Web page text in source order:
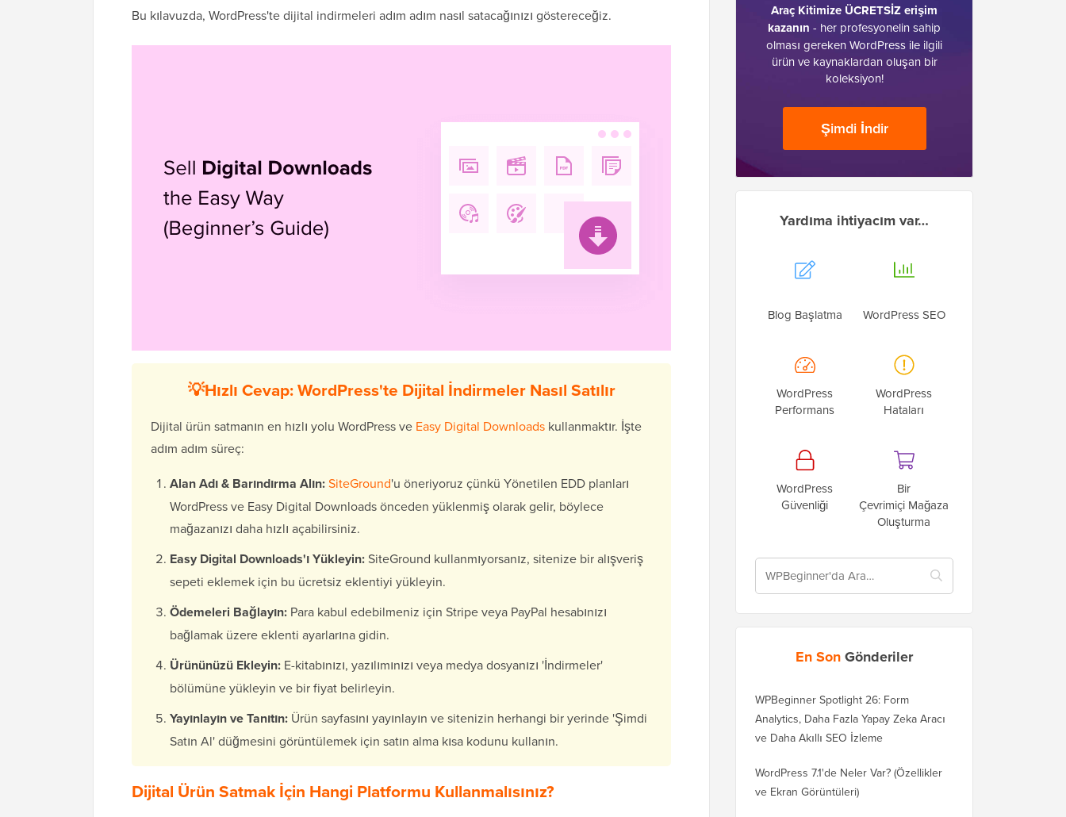
Bu kılavuzda, WordPress'te dijital indirmeleri adım adım nasıl satacağınızı göstereceğiz.
💡Hızlı Cevap: WordPress'te Dijital İndirmeler Nasıl Satılır
Dijital ürün satmanın en hızlı yolu WordPress ve Easy Digital Downloads kullanmaktır. İşte
adım adım süreç:
Alan Adı & Barındırma Alın:SiteGround'u öneriyoruz çünkü Yönetilen EDD planları
WordPress ve Easy Digital Downloads önceden yüklenmiş olarak gelir, böylece
mağazanızı daha hızlı açabilirsiniz.
Easy Digital Downloads'ı Yükleyin:SiteGround kullanmıyorsanız, sitenize bir alışveriş
sepeti eklemek için bu ücretsiz eklentiyi yükleyin.
Ödemeleri Bağlayın: Para kabul edebilmeniz için Stripe veya PayPal hesabınızı
bağlamak üzere eklenti ayarlarına gidin.
Ürününüzü Ekleyin: E-kitabınızı, yazılımınızı veya medya dosyanızı 'İndirmeler'
bölümüne yükleyin ve bir fiyat belirleyin.
Yayınlayın ve Tanıtın: Ürün sayfasını yayınlayın ve sitenizin herhangi bir yerinde 'Şimdi
Satın Al' düğmesini görüntülemek için satın alma kısa kodunu kullanın.
Dijital Ürün Satmak İçin Hangi Platformu Kullanmalısınız?
Araç Kitimize ÜCRETSİZ erişim
kazanın - her profesyonelin sahip
olması gereken WordPress ile ilgili
ürün ve kaynaklardan oluşan bir
koleksiyon!
Şimdi İndir
Yardıma ihtiyacım var…
Blog Başlatma WordPress SEO
WordPress
Performans
WordPress
Hataları
WordPress
Güvenliği
Bir
Çevrimiçi Mağaza
Oluşturma
En SonGönderiler
WPBeginner Spotlight 26: Form
Analytics, Daha Fazla Yapay Zeka Aracı
ve Daha Akıllı SEO İzleme
WordPress 7.1'de Neler Var? (Özellikler
ve Ekran Görüntüleri)